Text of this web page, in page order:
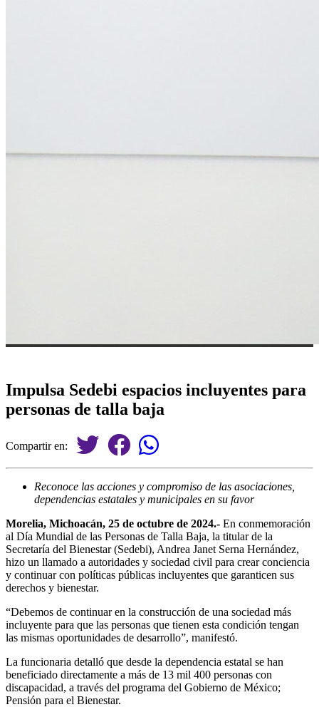
Impulsa Sedebi espacios incluyentes para
personas de talla baja
Compartir en:
Reconoce las acciones y compromiso de las asociaciones,
dependencias estatales y municipales en su favor
Morelia, Michoacán, 25 de octubre de 2024.- En conmemoración
al Día Mundial de las Personas de Talla Baja, la titular de la
Secretaría del Bienestar (Sedebi), Andrea Janet Serna Hernández,
hizo un llamado a autoridades y sociedad civil para crear conciencia
y continuar con políticas públicas incluyentes que garanticen sus
derechos y bienestar.
“Debemos de continuar en la construcción de una sociedad más
incluyente para que las personas que tienen esta condición tengan
las mismas oportunidades de desarrollo”, manifestó.
La funcionaria detalló que desde la dependencia estatal se han
beneficiado directamente a más de 13 mil 400 personas con
discapacidad, a través del programa del Gobierno de México;
Pensión para el Bienestar.